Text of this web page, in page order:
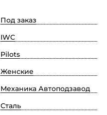
Под заказ
IWC
Pilots
Женские
Механика Автоподзавод
Сталь